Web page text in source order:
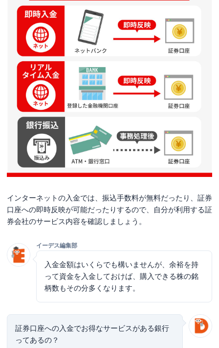
インターネットの入金では、振込手数料が無料だったり、証券
口座への即時反映が可能だったりするので、自分が利用する証
券会社のサービス内容を確認しましょう。
イーデス編集部
入金金額はいくらでも構いませんが、余裕を持
って資金を入金しておけば、購入できる株の銘
柄数もその分多くなります。
証券口座への入金でお得なサービスがある銀行
ってあるの？